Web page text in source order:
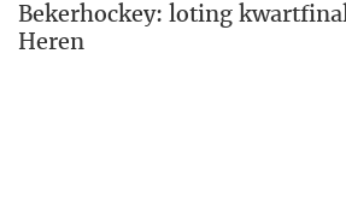
Bekerhockey: loting
Heren